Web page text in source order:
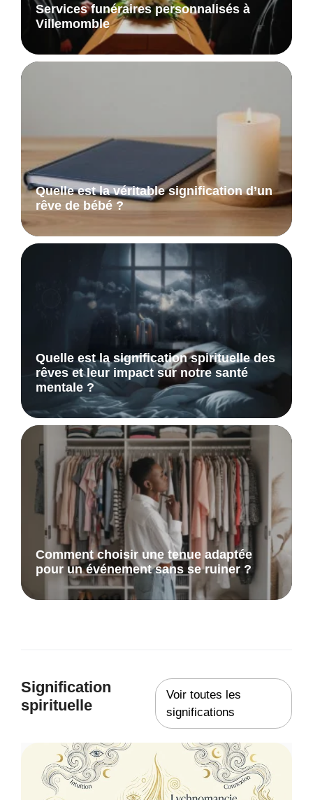
Services funéraires personnalisés à
Villemomble
Quelle est la véritable signification d’un
rêve de bébé ?
Quelle est la signification spirituelle des
rêves et leur impact sur notre santé
mentale ?
Comment choisir une tenue adaptée
pour un événement sans se ruiner ?
Signification
spirituelle
Voir toutes les
significations